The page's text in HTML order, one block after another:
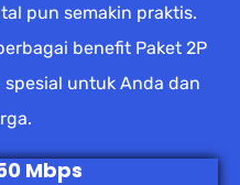
pun semakin praktis.
benefit Paket 2P
untuk Anda dan
Mbps